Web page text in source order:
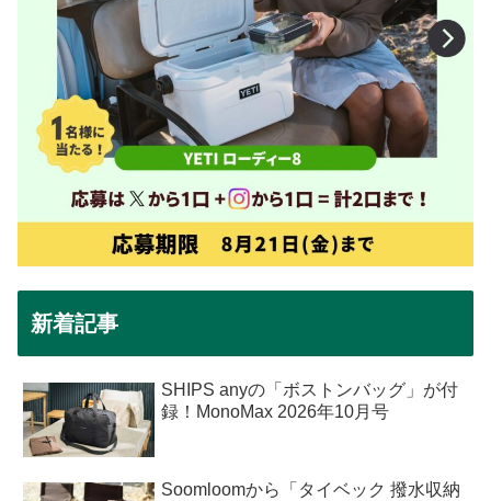
新着記事
SHIPS anyの「ボストンバッグ」が付
録！MonoMax 2026年10月号
Soomloomから「タイベック 撥水収納